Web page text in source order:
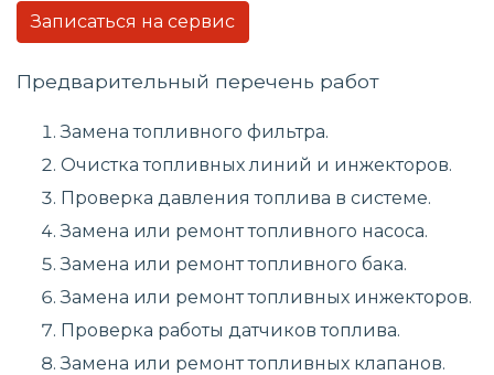
Записаться на сервис
Предварительный перечень работ
Замена топливного фильтра.
Очистка топливных линий и инжекторов.
Проверка давления топлива в системе.
Замена или ремонт топливного насоса.
Замена или ремонт топливного бака.
Замена или ремонт топливных инжекторов.
Проверка работы датчиков топлива.
Замена или ремонт топливных клапанов.